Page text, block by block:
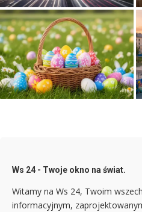
Jak zorganizować
poszukiwanie wielkanocnych
jajek dla dzieci pomysły i
zagadki
Ws 24 - Twoje okno na świat.
Witamy na Ws 24, Twoim
informacyjnym,